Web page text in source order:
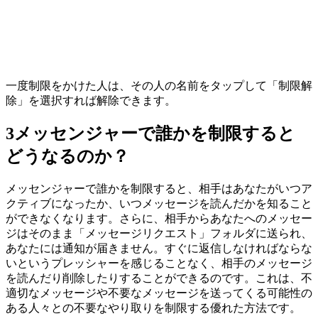
一度制限をかけた人は、その人の名前をタップして「制限解
除」を選択すれば解除できます。
3メッセンジャーで誰かを制限すると
どうなるのか？
メッセンジャーで誰かを制限すると、相手はあなたがいつア
クティブになったか、いつメッセージを読んだかを知ること
ができなくなります。さらに、相手からあなたへのメッセー
ジはそのまま「メッセージリクエスト」フォルダに送られ、
あなたには通知が届きません。すぐに返信しなければならな
いというプレッシャーを感じることなく、相手のメッセージ
を読んだり削除したりすることができるのです。これは、不
適切なメッセージや不要なメッセージを送ってくる可能性の
ある人々との不要なやり取りを制限する優れた方法です。